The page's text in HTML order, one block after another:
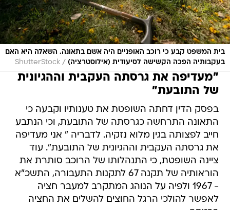
בית המשפט קבע כי רוכב האופניים היה אשם בתאונה. השאלה היא האם
בעקבותיה הפכה הקשישה לסיעודית (אילוסטרציה) /
ShutterStock
"מעדיפה את גרסתה העקבית וההגיונית
של התובעת"
בפסק הדין דחתה השופטת את טענותיו וקבעה כי
התאונה התרחשה כגרסתה של התובעת, וכי הנתבע
חייב לפצותה בגין מלוא נזקיה. לדבריה " אני מעדיפה
את גרסתה העקבית וההגיונית של התובעת". עוד
ציינה השופטת, כי התנהלותו של הרוכב סותרת את
הוראותיה של תקנה 67 לתקנות התעבורה, התשכ"א
- 1967 ולפיה על הנוהג המתקרב למעבר חציה
לאפשר להולכי הרגל החוצים להשלים את החציה